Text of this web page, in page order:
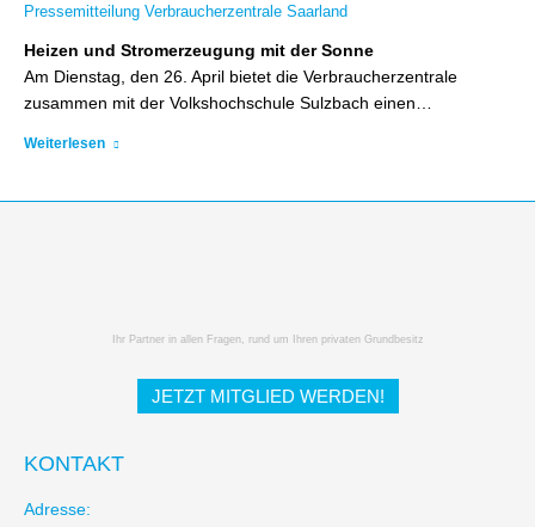
Pressemitteilung Verbraucherzentrale Saarland
Heizen und Stromerzeugung mit der Sonne
Am Dienstag, den 26. April bietet die Verbraucherzentrale
zusammen mit der Volkshochschule Sulzbach einen…
Weiterlesen
Ihr Partner in allen Fragen, rund um Ihren privaten Grundbesitz
JETZT MITGLIED WERDEN!
KONTAKT
Adresse: